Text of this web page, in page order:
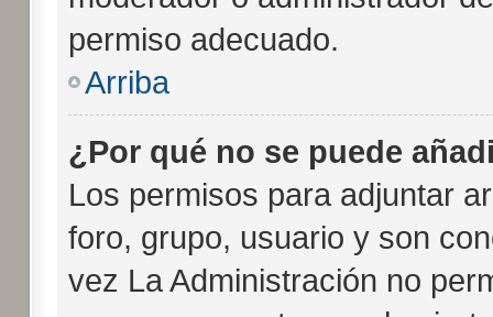
permiso adecuado.
Arriba
¿Por qué no se puede
Los permisos para adjuntar
foro, grupo, usuario y son
vez La Administración no